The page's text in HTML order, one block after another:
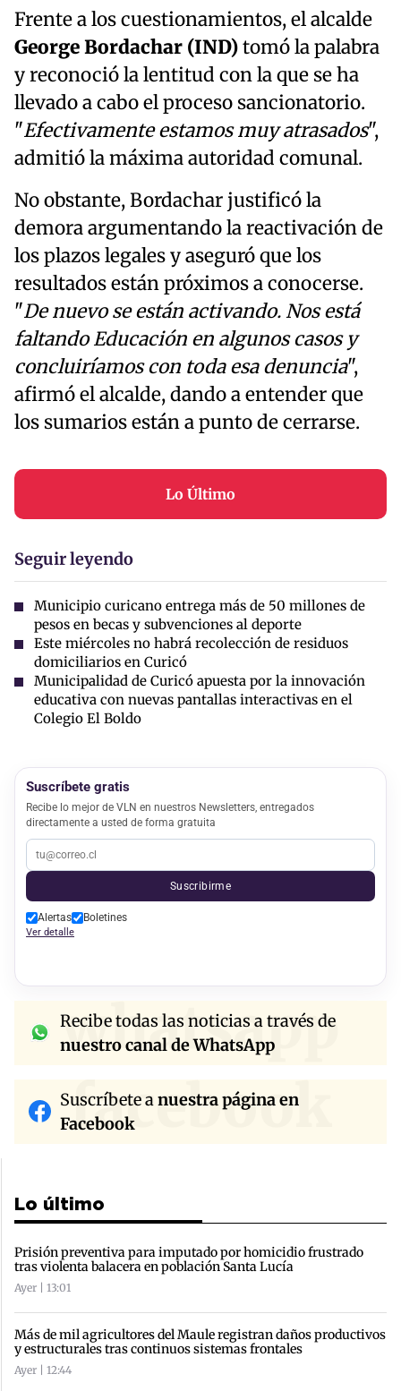
Frente a los cuestionamientos, el alcalde
George Bordachar (IND)tomó la palabra
y reconoció la lentitud con la que se ha
llevado a cabo el proceso sancionatorio.
"Efectivamente estamos muy atrasados",
admitió la máxima autoridad comunal.
No obstante, Bordachar justificó la
demora argumentando la reactivación de
los plazos legales y aseguró que los
resultados están próximos a conocerse.
"De nuevo se están activando. Nos está
faltando Educación en algunos casos y
concluiríamos con toda esa denuncia",
afirmó el alcalde, dando a entender que
los sumarios están a punto de cerrarse.
Lo Último
Seguir leyendo
Municipio curicano entrega más de 50 millones de
pesos en becas y subvenciones al deporte
Este miércoles no habrá recolección de residuos
domiciliarios en Curicó
Municipalidad de Curicó apuesta por la innovación
educativa con nuevas pantallas interactivas en el
Colegio El Boldo
Suscríbete gratis
Recibe lo mejor de VLN en nuestros Newsletters, entregados
directamente a usted de forma gratuita
Suscribirme
Alertas Boletines
Ver detalle
whatsapp
Recibe todas las noticias a través de
nuestro canal de WhatsApp
facebook
Suscríbete anuestra página en
Facebook
Lo último
Prisión preventiva para imputado por homicidio frustrado
tras violenta balacera en población Santa Lucía
Ayer | 13:01
Más de mil agricultores del Maule registran daños productivos
y estructurales tras continuos sistemas frontales
Ayer | 12:44